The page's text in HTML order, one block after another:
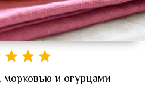
морковью и огурцами